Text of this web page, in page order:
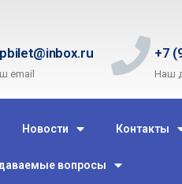
email
+7
Наш
Новости Контакты
вопросы